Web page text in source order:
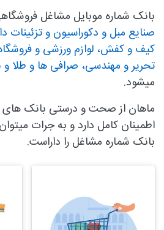
بانک شماره موبایل مشاغل
صنایع مبل و دکوراسیون و تزئینات
کیف و کفش، لوازم ورزشی و
تحریر و مهندسی، صرافی ها و طلا و
میشود.
ماهان از صحت و درستی بانک های
اطمینان کامل دارد و به جرات
بانک شماره مشاغل را داراست.